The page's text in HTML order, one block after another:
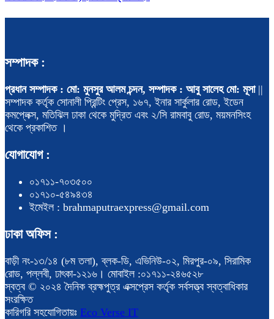
সম্পাদক :
প্রধান সম্পাদক : মো: মুনসুর আলম চন্দন, সম্পাদক : আবু সালেহ মো: মূসা||
সম্পাদক কর্তৃক সোনালী প্রিন্টিং প্রেস, ১৬৭, ইনার সার্কুলার রোড, ইডেন
কমপ্লেক্স, মতিঝিল ঢাকা থেকে মুদ্রিত এবং ২/সি রামবাবু রোড, ময়মনসিংহ
থেকে প্রকাশিত ।
যোগাযোগ :
০১৭১১-৭০৩৫০০
০১৭১০-৫৪৯৪৩৪
ইমেইল : brahmaputraexpress@gmail.com
ঢাকা অফিস :
বাড়ী নং-১৩/১৪ (৮ম তলা), ব্লক-ডি, এভিনিউ-০২, মিরপুর-০৯, সিরামিক
রোড, পল্লবী, ঢাৎকা-১২১৬। মোবাইল :০১৭১১-২৪৬৫২৮
স্বত্ব © ২০২৪ দৈনিক ব্রহ্মপুত্র এক্সপ্রেস কর্তৃক সর্বসত্ত্ব স্বত্বাধিকার
সংরক্ষিত
কারিগরি সহযোগিতায়ঃ Eco Verse IT